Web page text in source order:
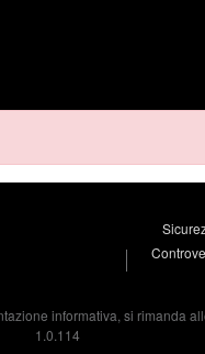
informativa, si rimanda
1.0.114